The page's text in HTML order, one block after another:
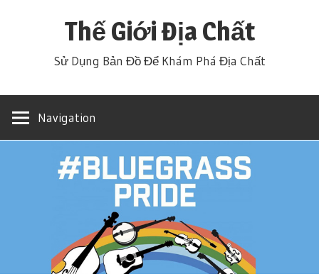
Thế Giới Địa Chất
Sử Dụng Bản Đồ Để Khám Phá Địa Chất
Navigation